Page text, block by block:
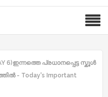
6)ഇന്നത്തെ പ്രധാനപ്പെട്ട സ്കൂൾ
- Today's Important